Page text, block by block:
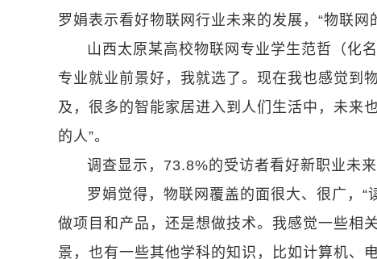
罗娟表示看好物联网行业未来的发展，“物联网
山西太原某高校物联网专业学生范哲（化
专业就业前景好，我就选了。现在我也感觉到
及，很多的智能家居进入到人们生活中，未来
的人”。
调查显示，73.8%的受访者看好新职业未来
罗娟觉得，物联网覆盖的面很大、很广，
做项目和产品，还是想做技术。我感觉一些相
景，也有一些其他学科的知识，比如计算机、